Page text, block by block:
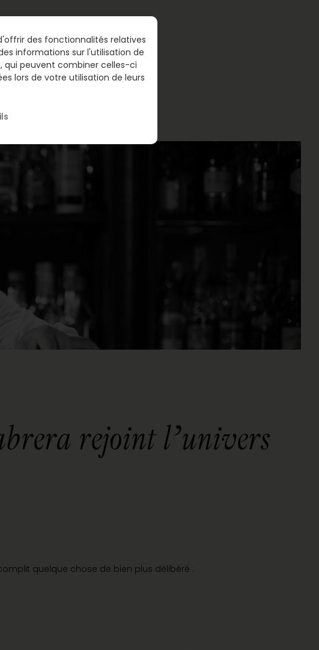
des fonctionnalités relatives
informations sur l'utilisation de
qui peuvent combiner celles-ci
lors de votre utilisation de leurs
UNIVERSO
rejoint l’univers
quelque chose de bien plus délibéré :